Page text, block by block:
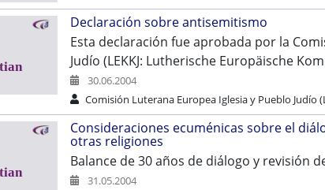
Declaración sobre antisemitismo
Esta declaración fue aprobada por la
Judío (LEKKJ: Lutherische Europäische
30.06.2004
Comisión Luterana Europea Iglesia y Pueblo Judío
Consideraciones ecuménicas sobre el
otras religiones
Balance de 30 años de diálogo y revisión
31.05.2004